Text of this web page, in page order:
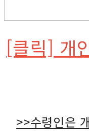
[클릭] 개
>>수령인은